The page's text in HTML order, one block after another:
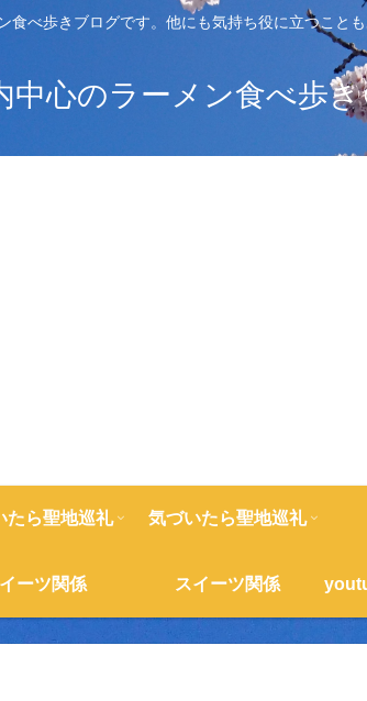
食べ歩きブログです。他にも気持ち役に立つこと
中心のラーメン食べ歩
たら聖地巡礼 気づいたら聖地巡礼
ーツ関係 スイーツ関係